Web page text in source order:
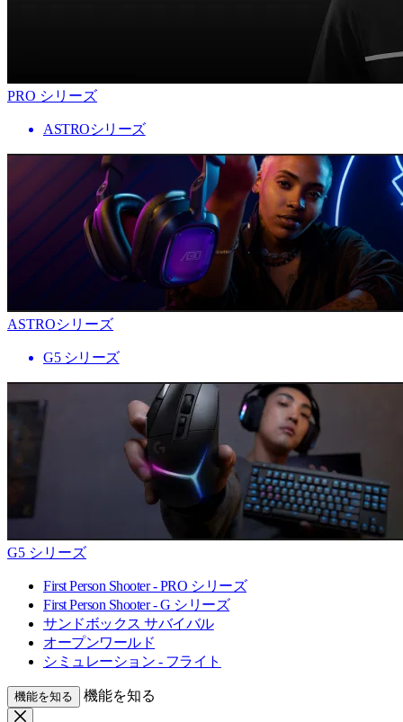
PRO シリーズ
ASTROシリーズ
ASTROシリーズ
G5 シリーズ
G5 シリーズ
First Person Shooter - PRO シリーズ
First Person Shooter - G シリーズ
サンドボックス サバイバル
オープンワールド
シミュレーション - フライト
機能を知る 機能を知る